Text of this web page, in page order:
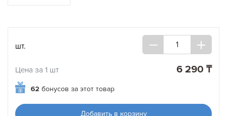
шт.
Цена за 1 шт 6 290 ₸
62 бонусов за этот товар
Добавить в корзину